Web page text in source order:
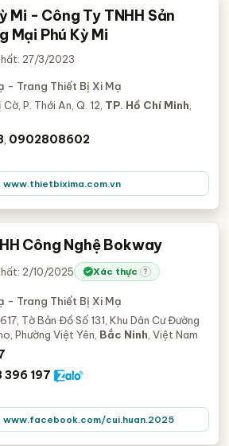
Mi - Công Ty TNHH Sản
Mại Phú Kỳ Mi
27/3/2023
- Trang Thiết Bị Xi Mạ
P. Thới An, Q. 12, TP. Hồ Chí Minh
0902808602
www.thietbixima.com.vn
Công Nghệ Bokway
2/10/2025 Xác thực ?
- Trang Thiết Bị Xi Mạ
Tờ Bản Đồ Số 131, Khu Dân Cư Đường
Phường Việt Yên, Bắc Ninh , Việt Nam
396 197
www.facebook.com/cui.huan.2025